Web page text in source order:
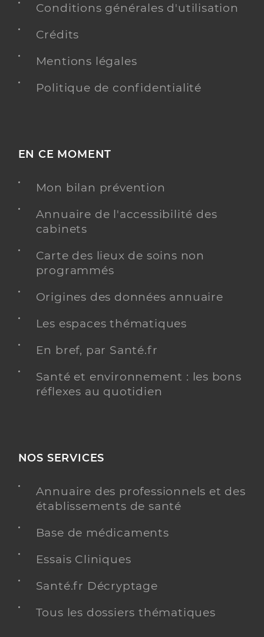
Conditions générales d'utilisation
Crédits
Mentions légales
Politique de confidentialité
EN CE MOMENT
Mon bilan prévention
Annuaire de l'accessibilité des
cabinets
Carte des lieux de soins non
programmés
Origines des données annuaire
Les espaces thématiques
En bref, par Santé.fr
Santé et environnement : les bons
réflexes au quotidien
NOS SERVICES
Annuaire des professionnels et des
établissements de santé
Base de médicaments
Essais Cliniques
Santé.fr Décryptage
Tous les dossiers thématiques